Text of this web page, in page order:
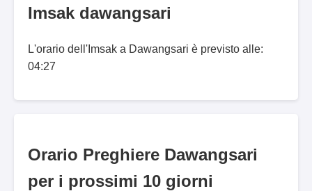
Imsak dawangsari
L'orario dell'Imsak a Dawangsari è previsto alle:
04:27
Orario Preghiere Dawangsari
per i prossimi 10 giorni